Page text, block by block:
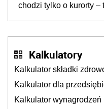
chodzi tylko o kurorty
Kalkulatory
Kalkulator składki
Kalkulator dla
Kalkulator wynagrodzeń